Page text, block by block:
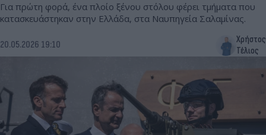
Για πρώτη φορά, ένα πλοίο ξένου στόλου φέρει τμήματα που
κατασκευάστηκαν στην Ελλάδα, στα Ναυπηγεία Σαλαμίνας.
20.05.2026 19:10
Χρήστος
Τέλιος